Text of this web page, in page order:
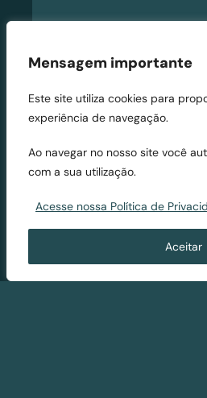
Mensagem importante
Este site utiliza cookies para
experiência de navegação.
Ao navegar no nosso site você
com a sua utilização.
Acesse nossa Política de
Aceitar
governança
espraiamento,
remoção de áreas
transformação
CAPTURA DA
PARCELAMENTO
PLANEJAMENTO
REGULARIZAÇÃO